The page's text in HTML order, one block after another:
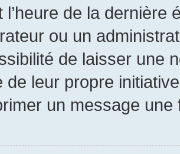
l’heure de la dernière
ou un
de laisser une
de leur propre
un message une